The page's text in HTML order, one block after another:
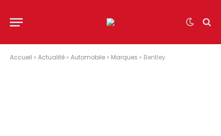
Accueil » Actualité » Automobile » Marques » Bentley